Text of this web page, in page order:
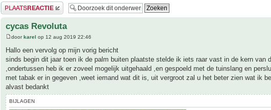
Plaats een reactie
cycas Revoluta
doorkarel op 12 aug 2019 22:46
Hallo een vervolg op mijn vorig bericht
sinds begin dit jaar toen ik de palm buiten plaatste stelde ik iets raar vast in de kern van
,ondertussen heb ik er zoveel mogelijk uitgehaald ,en gespoeld met de tuinslang en
met tabak er in gegeven ,weet iemand wat dit is, uit vergroot zal u het beter zien wat ik
alvast bedankt
BIJLAGEN